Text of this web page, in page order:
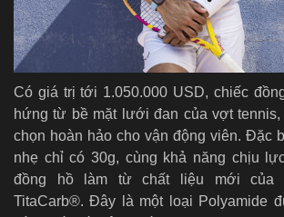
Có giá trị tới 1.050.000 USD, chiếc
hứng từ bề mặt lưới đan của vợt
chọn hoàn hảo cho vận động viên. Đặc
nhẹ chỉ có 30g, cùng khả năng chịu
đồng hồlàm từ chất liệu mới của
TitaCarb®. Đây là một loại Polyamide